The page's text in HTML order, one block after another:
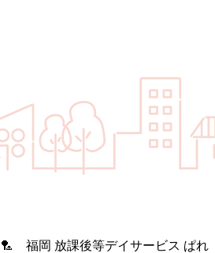
🏸 福岡 放課後等デイサービス ぱれ